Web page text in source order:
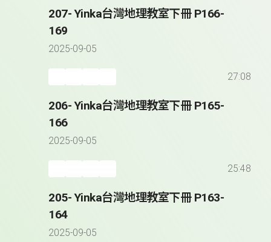
207- Yinka台灣地理教室下冊 P166-
169
2025-09-05
27:08
206- Yinka台灣地理教室下冊 P165-
166
2025-09-05
25:48
205- Yinka台灣地理教室下冊 P163-
164
2025-09-05